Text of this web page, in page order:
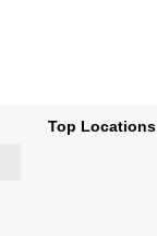
Top Locations